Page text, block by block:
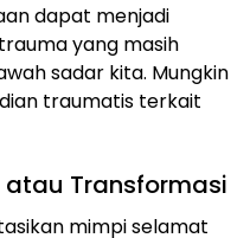
dapat menjadi
yang masih
sadar kita. Mungkin
traumatis terkait
atau Transformasi
mimpi selamat